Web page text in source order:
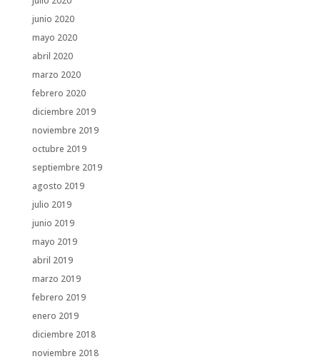
junio 2020
mayo 2020
abril 2020
marzo 2020
febrero 2020
diciembre 2019
noviembre 2019
octubre 2019
septiembre 2019
agosto 2019
julio 2019
junio 2019
mayo 2019
abril 2019
marzo 2019
febrero 2019
enero 2019
diciembre 2018
noviembre 2018